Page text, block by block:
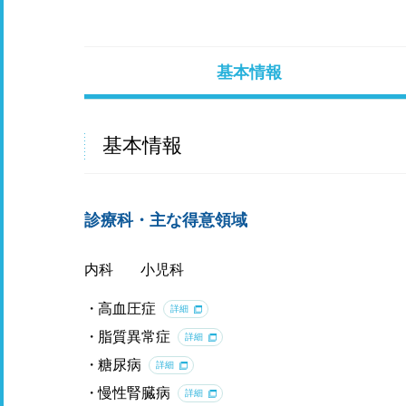
基本情報
基本情報
診療科・主な得意領域
内科 小児科
高血圧症 詳細
脂質異常症 詳細
糖尿病 詳細
慢性腎臓病 詳細